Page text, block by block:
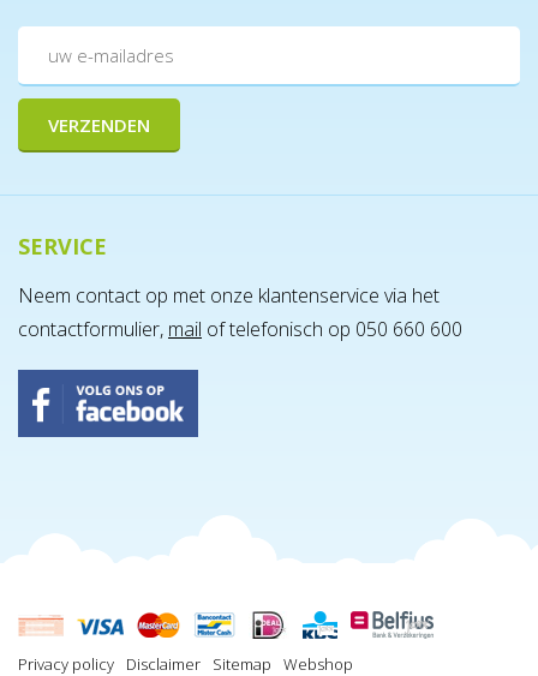
Montage Go² - Afhaal
€ 30,00
Incl. BTW
SERVICE
Neem contact op met onze klantenservice via het
contactformulier, mail of telefonisch op 050 660 600
Privacy policy Disclaimer Sitemap Webshop